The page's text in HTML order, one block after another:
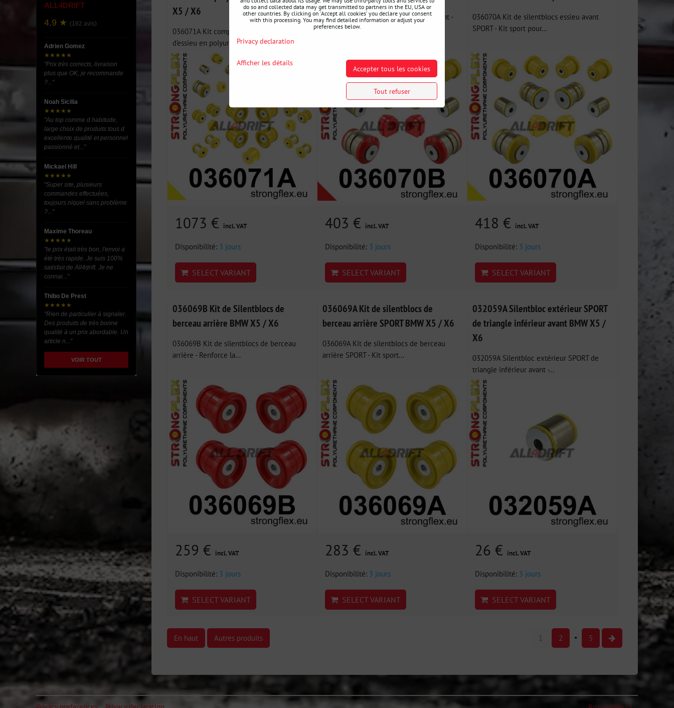
X5 / X6
036071A Kit complet de silentblocs
d'essieu en polyuréthane SPORT -...
1073 € incl. VAT
Disponibilité: 3 jours
SELECT VARIANT
036070B Kit de silentblocs essieu avant -
Kit pour restaurer la...
403 € incl. VAT
Disponibilité: 3 jours
SELECT VARIANT
036070A Kit de silentblocs essieu avant
SPORT - Kit sport pour...
418 € incl. VAT
Disponibilité: 3 jours
SELECT VARIANT
036069B Kit de Silentblocs de
berceau arrière BMW X5 / X6
036069B Kit de silentblocs de berceau
arrière - Renforce la...
259 € incl. VAT
Disponibilité: 3 jours
SELECT VARIANT
036069A Kit de silentblocs de
berceau arrière SPORT BMW X5 / X6
036069A Kit de silentblocs de berceau
arrière SPORT - Kit sport...
283 € incl. VAT
Disponibilité: 3 jours
SELECT VARIANT
032059A Silentbloc extérieur SPORT
de triangle inférieur avant BMW X5 /
X6
032059A Silentbloc extérieur SPORT de
triangle inférieur avant -...
26 € incl. VAT
Disponibilité: 3 jours
SELECT VARIANT
En haut Autres produits 1 2 5
ALL4DRIFT
4.9 ★ (182 avis)
Adrien Gomez
★★★★★
"Prix très corrects, livraison
plus que OK, je recommande
?..."
Noah Sicilia
★★★★★
"Au top comme d habitude,
large choix de produits tous d
excellente qualité et personnel
passionné et..."
Mickael Hill
★★★★★
"Super site, plusieurs
commandes effectuées,
toujours niquel sans problème
?..."
Maxime Thoreau
★★★★★
"le prix était très bon, l'envoi a
été très rapide. Je suis 100%
satisfait de All4drift. Je ne
connai..."
Thibo De Prest
★★★★★
"Rien de particulier à signaler.
Des produits de très bonne
qualité à un prix abordable. Un
article n..."
VOIR TOUT
do so and collected data may get transmitted to partners in the EU, USA or
other countries. By clicking on 'Accept all cookies' you declare your consent
with this processing. You may find detailed information or adjust your
preferences below.
Privacy declaration
Afficher les détails
Accepter tous les cookies
Tout refuser